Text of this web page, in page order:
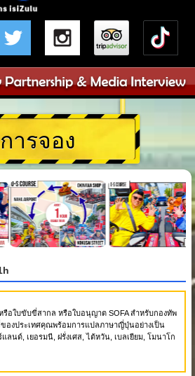
การจอง
อใบขับขี่สากล หรือใบอนุญาต SOFA สำหรับกองทัพ
องประเทศคุณพร้อมการแปลภาษาญี่ปุ่นอย่างเป็น
ลนด์, เยอรมนี, ฝรั่งเศส, ไต้หวัน, เบลเยียม, โมนาโก